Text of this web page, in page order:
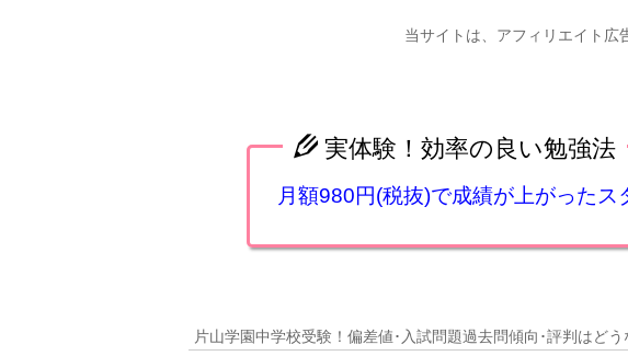
当サイトは、アフィリエイト広
実体験！効率の良い勉強法
月額980円(税抜)で成績が上がったス
片山学園中学校受験！偏差値･入試問題過去問傾向･評判はどう